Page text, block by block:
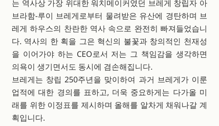
는 역사상 가장 위대한 워치메이커였던 브레게 창립자 아
브라함-루이 브레게로부터 물려받은 유산에 경탄하며 브
레게 하우스의 찬란한 역사 속으로 완전히 빠져들었습니
다. 역사의 한 획을 그은 혁신의 불꽃과 창의적인 천재성
을 이어가야 하는 CEO로서 저는 그 책임감을 생각하면
의욕이 생기면서도 동시에 겸손해집니다.
브레게는 창립 250주년을 맞이하여 과거 브레게가 이룬
업적에 대한 경의를 표하고, 더욱 중요하게는 다가올 미
래를 위한 이정표를 제시하며 올해를 알차게 채워나갈 계
획입니다.